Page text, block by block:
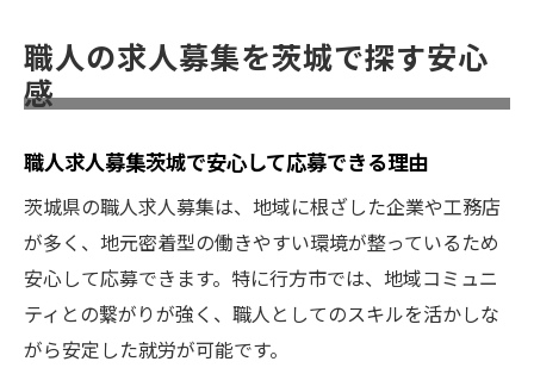
職人の求人募集を茨城で探す安心
感
職人求人募集茨城で安心して応募できる理由
茨城県の職人求人募集は、地域に根ざした企業や工務店
が多く、地元密着型の働きやすい環境が整っているため
安心して応募できます。特に行方市では、地域コミュニ
ティとの繋がりが強く、職人としてのスキルを活かしな
がら安定した就労が可能です。